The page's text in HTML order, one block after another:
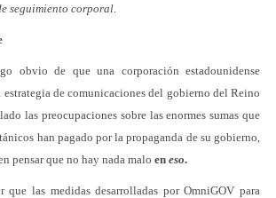
seguimiento corporal
obvio de que una corporación estadounidense
de comunicaciones del gobierno del Reino
las preocupaciones sobre las enormes sumas que
han pagado por la propaganda de su gobierno,
pensar que no hay nada malo en eso.
que las medidas desarrolladas por OmniGOV para